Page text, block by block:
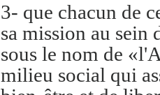
3- que chacun de
sa mission au
sous le nom de
milieu social qui